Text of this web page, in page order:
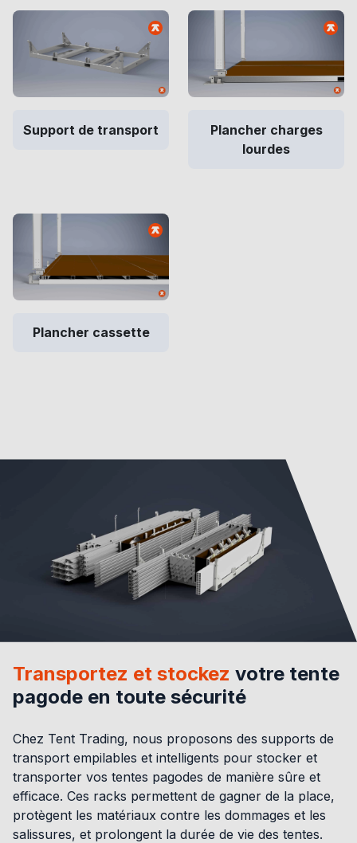
Support de transport
Plancher charges
lourdes
Plancher cassette
Transportez et stockez votre tente
pagode en toute sécurité
Chez Tent Trading, nous proposons des supports de
transport empilables et intelligents pour stocker et
transporter vos tentes pagodes de manière sûre et
efficace. Ces racks permettent de gagner de la place,
protègent les matériaux contre les dommages et les
salissures, et prolongent la durée de vie des tentes.